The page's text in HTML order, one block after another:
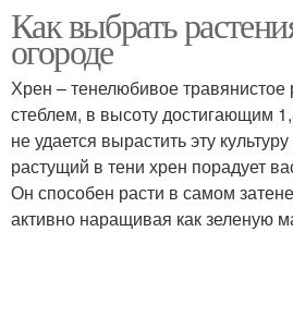
Как выбрать
огороде
Хрен – тенелюбивое
стеблем, в высоту достигающим
не удается вырастить эту
растущий в тени хрен порадует
Он способен расти в самом
активно наращивая как зеленую